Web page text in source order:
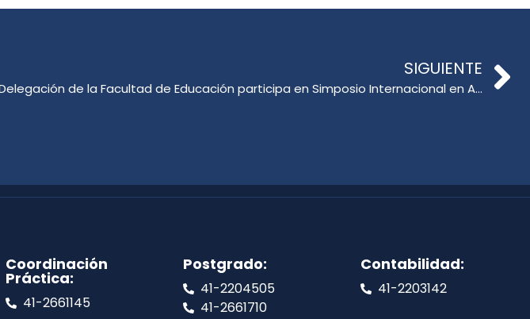
SIGUIENTE
Delegación de la Facultad de Educación participa en Simposio Internacional en Australia: Fortaleciendo Alianzas para la Educación, la Sustentabilidad y el Cambio Social
Coordinación
Práctica:
41-2661145
Postgrado:
41-2204505
41-2661710
Contabilidad:
41-2203142